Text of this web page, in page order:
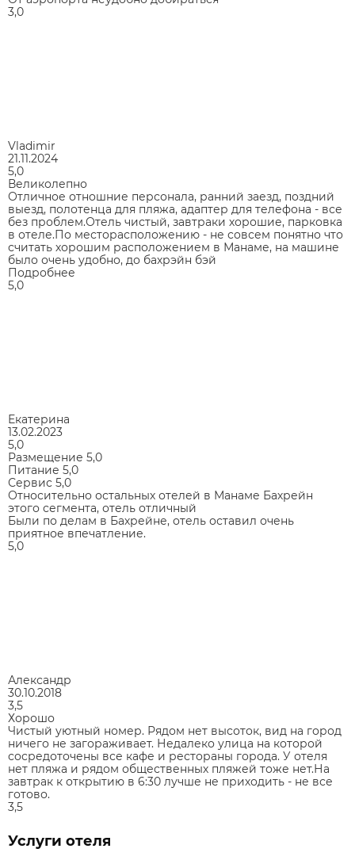
3,0
Vladimir
21.11.2024
5,0
Великолепно
Отличное отношние персонала, ранний заезд, поздний
выезд, полотенца для пляжа, адаптер для телефона - все
без проблем.Отель чистый, завтраки хорошие, парковка
в отеле.По месторасположению - не совсем понятно что
считать хорошим расположением в Манаме, на машине
было очень удобно, до бахрэйн бэй
Подробнее
5,0
Екатерина
13.02.2023
5,0
Размещение 5,0
Питание 5,0
Сервис 5,0
Относительно остальных отелей в Манаме Бахрейн
этого сегмента, отель отличный
Были по делам в Бахрейне, отель оставил очень
приятное впечатление.
5,0
Александр
30.10.2018
3,5
Хорошо
Чистый уютный номер. Рядом нет высоток, вид на город
ничего не загораживает. Недалеко улица на которой
сосредоточены все кафе и рестораны города. У отеля
нет пляжа и рядом общественных пляжей тоже нет.На
завтрак к открытию в 6:30 лучше не приходить - не все
готово.
3,5
Услуги отеля